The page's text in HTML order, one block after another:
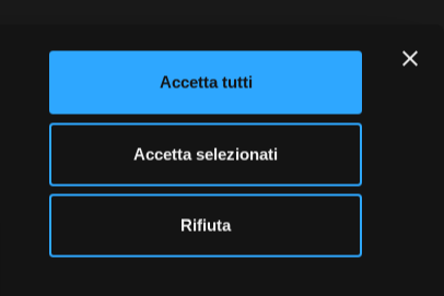
Accetta tutti
Accetta selezionati
Rifiuta